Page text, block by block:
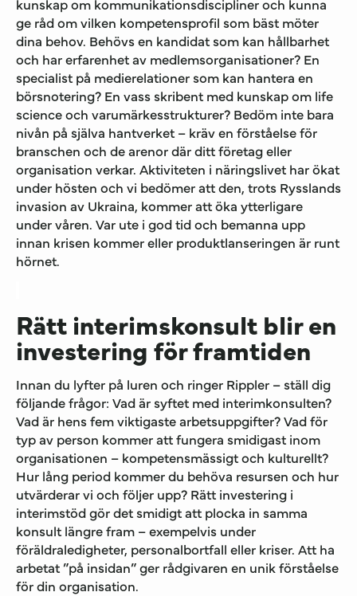
kunskap om kommunikationsdiscipliner och kunna
ge råd om vilken kompetensprofil som bäst möter
dina behov. Behövs en kandidat som kan hållbarhet
och har erfarenhet av medlemsorganisationer? En
specialist på medierelationer som kan hantera en
börsnotering? En vass skribent med kunskap om life
science och varumärkesstrukturer? Bedöm inte bara
nivån på själva hantverket – kräv en förståelse för
branschen och de arenor där ditt företag eller
organisation verkar. Aktiviteten i näringslivet har ökat
under hösten och vi bedömer att den, trots Rysslands
invasion av Ukraina, kommer att öka ytterligare
under våren. Var ute i god tid och bemanna upp
innan krisen kommer eller produktlanseringen är runt
hörnet.
Rätt interimskonsult blir en
investering för framtiden
Innan du lyfter på luren och ringer Rippler – ställ dig
följande frågor: Vad är syftet med interimkonsulten?
Vad är hens fem viktigaste arbetsuppgifter? Vad för
typ av person kommer att fungera smidigast inom
organisationen – kompetensmässigt och kulturellt?
Hur lång period kommer du behöva resursen och hur
utvärderar vi och följer upp? Rätt investering i
interimstöd gör det smidigt att plocka in samma
konsult längre fram – exempelvis under
föräldraledigheter, personalbortfall eller kriser. Att ha
arbetat ”på insidan” ger rådgivaren en unik förståelse
för din organisation.